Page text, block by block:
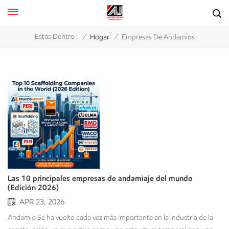
Estás Dentro : / Hogar / Empresas De Andamios
Las 10 principales empresas de andamiaje del mundo
(Edición 2026)
APR 23, 2026
Andamio Se ha vuelto cada vez más importante en la industria de la